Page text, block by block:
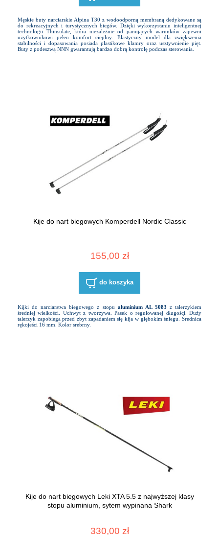
Męskie buty narciarskie Alpina T30 z wodoodporną membraną dedykowane są
do rekreacyjnych i turystycznych biegów. Dzięki wykorzystaniu inteligentnej
technologii Thinsulate, która niezależnie od panujących warunków zapewni
użytkownikowi pełen komfort cieplny. Elastyczny model dla zwiększenia
stabilności i dopasowania posiada plastikowe klamry oraz usztywnienie pięt.
Buty z podeszwą NNN gwarantują bardzo dobrą kontrolę podczas sterowania.
Kije do nart biegowych Komperdell Nordic Classic
155,00 zł
do koszyka
Kijki do narciarstwa biegowego z stopu aluminium AL 5083 z talerzykiem
średniej wielkości. Uchwyt z tworzywa. Pasek o regulowanej długości. Duży
talerzyk zapobiega przed zbyt zapadaniem się kija w głębokim śniegu. Średnica
rękojeści 16 mm. Kolor srebrny.
Kije do nart biegowych Leki XTA 5.5 z najwyższej klasy
stopu aluminium, sytem wypinana Shark
330,00 zł